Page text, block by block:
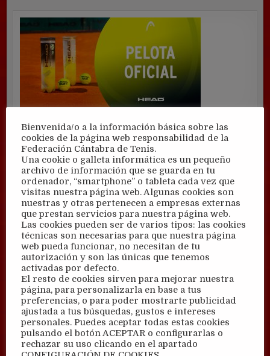
Bienvenida/o a la información básica sobre las
cookies de la página web responsabilidad de la
Federación Cántabra de Tenis.
Una cookie o galleta informática es un pequeño
archivo de información que se guarda en tu
ordenador, “smartphone” o tableta cada vez que
visitas nuestra página web. Algunas cookies son
nuestras y otras pertenecen a empresas externas
que prestan servicios para nuestra página web.
Las cookies pueden ser de varios tipos: las cookies
técnicas son necesarias para que nuestra página
web pueda funcionar, no necesitan de tu
autorización y son las únicas que tenemos
activadas por defecto.
El resto de cookies sirven para mejorar nuestra
página, para personalizarla en base a tus
preferencias, o para poder mostrarte publicidad
ajustada a tus búsquedas, gustos e intereses
personales. Puedes aceptar todas estas cookies
pulsando el botón ACEPTAR o configurarlas o
rechazar su uso clicando en el apartado